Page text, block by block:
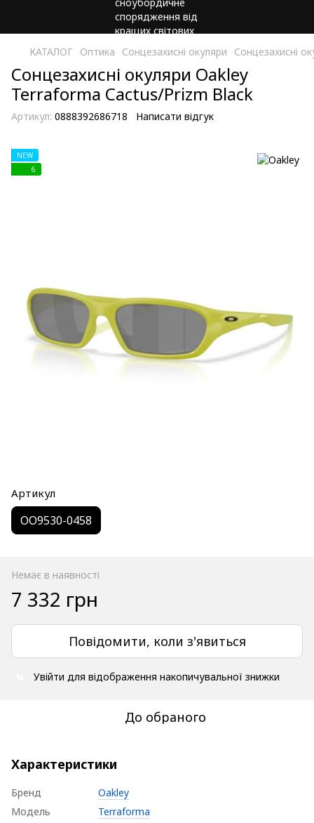
КАТАЛОГ Оптика Сонцезахисні окуляри Сонцезахисні
Сонцезахисні окуляри Oakley
Terraforma Cactus/Prizm Black
Артикул: 0888392686718 Написати відгук
NEW
6
Артикул
OO9530-0458
Немає в наявності
7 332 грн
Повідомити, коли з'явиться
Увійти для відображення накопичувальної знижки
До обраного
Характеристики
Бренд
Oakley
Модель
Terraforma